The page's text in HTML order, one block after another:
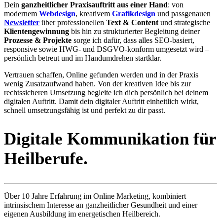
Dein ganzheitlicher Praxisauftritt aus einer Hand: von
modernem Webdesign, kreativem Grafikdesign und passgenauen
Newsletter über professionellen Text & Content und strategische
Klientengewinnung bis hin zu strukturierter Begleitung deiner
Prozesse & Projekte sorge ich dafür, dass alles SEO-basiert,
responsive sowie HWG- und DSGVO-konform umgesetzt wird –
persönlich betreut und im Handumdrehen startklar.
Vertrauen schaffen, Online gefunden werden und in der Praxis
wenig Zusatzaufwand haben. Von der kreativen Idee bis zur
rechtssicheren Umsetzung begleite ich dich persönlich bei deinem
digitalen Auftritt. Damit dein digitaler Auftritt einheitlich wirkt,
schnell umsetzungsfähig ist und perfekt zu dir passt.
Digitale Kommunikation für
Heilberufe.
Über 10 Jahre Erfahrung im Online Marketing, kombiniert
intrinsischem Interesse an ganzheitlicher Gesundheit und einer
eigenen Ausbildung im energetischen Heilbereich.